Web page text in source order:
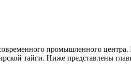
промышленного центра.
тайги. Ниже представлены